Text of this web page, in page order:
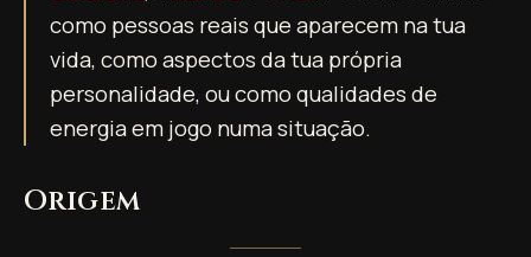
como pessoas reais que aparecem na tua
vida, como aspectos da tua própria
personalidade, ou como qualidades de
energia em jogo numa situação.
Origem